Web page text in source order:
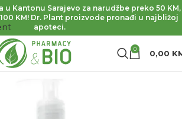
Kantonu Sarajevo za narudžbe preko 50 KM,
KM! Dr. Plant proizvode pronađi u najbližoj
apoteci.
0 0,00